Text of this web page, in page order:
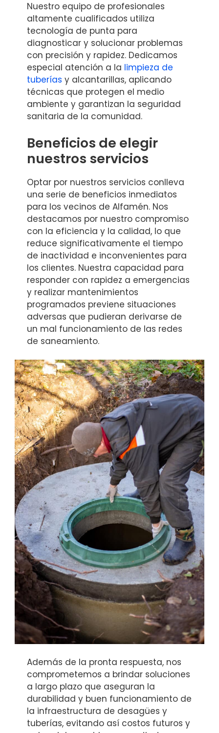
Nuestro equipo de profesionales
altamente cualificados utiliza
tecnología de punta para
diagnosticar y solucionar problemas
con precisión y rapidez. Dedicamos
especial atención a la limpieza de
tuberías y alcantarillas, aplicando
técnicas que protegen el medio
ambiente y garantizan la seguridad
sanitaria de la comunidad.
Beneficios de elegir
nuestros servicios
Optar por nuestros servicios conlleva
una serie de beneficios inmediatos
para los vecinos de Alfamén. Nos
destacamos por nuestro compromiso
con la eficiencia y la calidad, lo que
reduce significativamente el tiempo
de inactividad e inconvenientes para
los clientes. Nuestra capacidad para
responder con rapidez a emergencias
y realizar mantenimientos
programados previene situaciones
adversas que pudieran derivarse de
un mal funcionamiento de las redes
de saneamiento.
Además de la pronta respuesta, nos
comprometemos a brindar soluciones
a largo plazo que aseguran la
durabilidad y buen funcionamiento de
la infraestructura de desagües y
tuberías, evitando así costos futuros y